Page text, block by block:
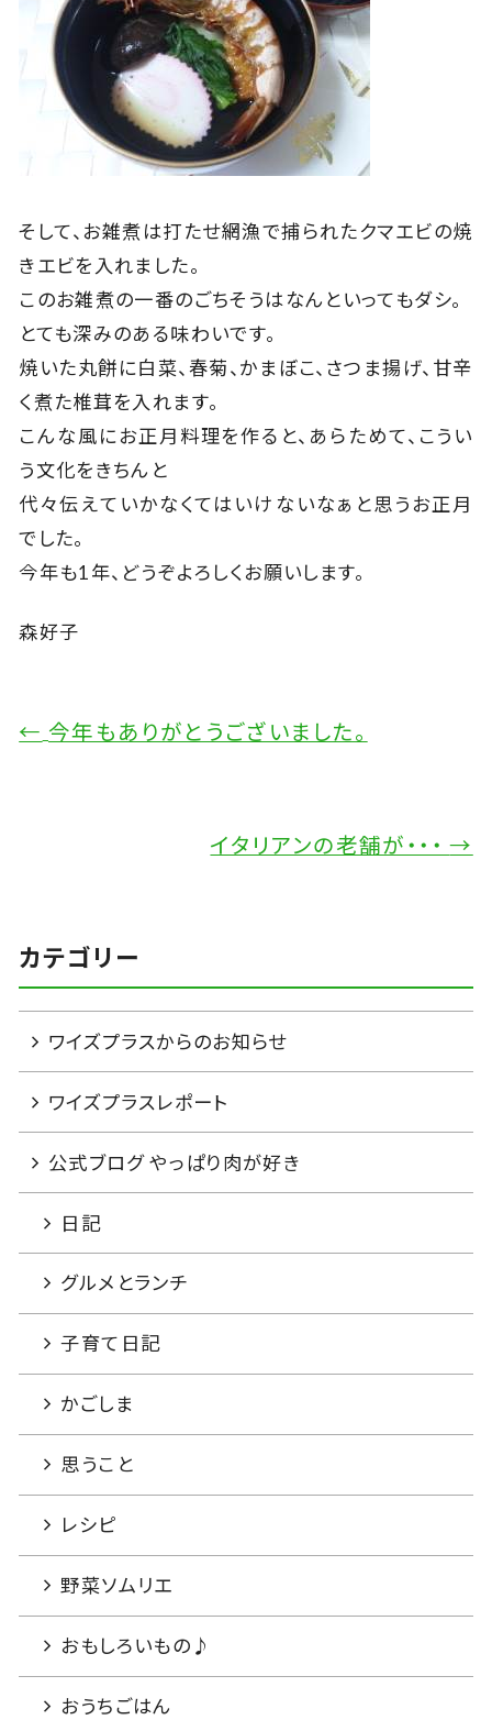
そして、お雑煮は打たせ網漁で捕られたクマエビの焼
きエビを入れました。
このお雑煮の一番のごちそうはなんといってもダシ。
とても深みのある味わいです。
焼いた丸餅に白菜、春菊、かまぼこ、さつま揚げ、甘辛
く煮た椎茸を入れます。
こんな風にお正月料理を作ると、あらためて、こうい
う文化をきちんと
代々伝えていかなくてはいけないなぁと思うお正月
でした。
今年も1年、どうぞよろしくお願いします。
森好子
← 今年もありがとうございました。
イタリアンの老舗が・・・ →
カテゴリー
ワイズプラスからのお知らせ
ワイズプラスレポート
公式ブログ やっぱり肉が好き
日記
グルメとランチ
子育て日記
かごしま
思うこと
レシピ
野菜ソムリエ
おもしろいもの♪
おうちごはん